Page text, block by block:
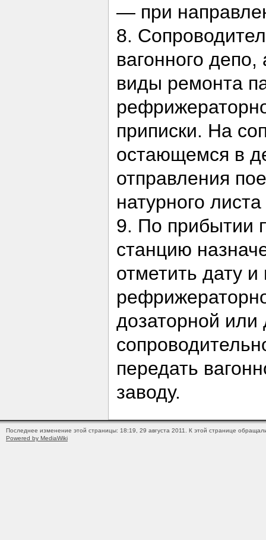
— при
8.
вагонного
виды ремонта
приписки. На
остающемся в
отправления
натурного
9. По прибытии
станцию
отметить дату
дозаторной или
передать
заводу.
Последнее изменение этой страницы: 18:19, 29 августа 2011.
К этой странице
Powered by MediaWiki